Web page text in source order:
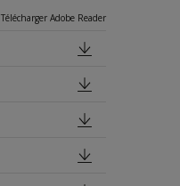
Télécharger Adobe Reader